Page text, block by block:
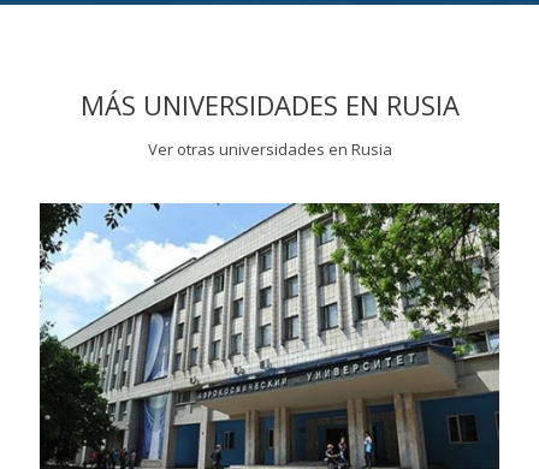
MÁS UNIVERSIDADES EN RUSIA
Ver otras universidades en Rusia